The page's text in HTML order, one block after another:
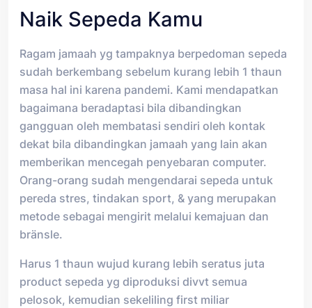
Naik Sepeda Kamu
Ragam jamaah yg tampaknya berpedoman sepeda
sudah berkembang sebelum kurang lebih 1 thaun
masa hal ini karena pandemi. Kami mendapatkan
bagaimana beradaptasi bila dibandingkan
gangguan oleh membatasi sendiri oleh kontak
dekat bila dibandingkan jamaah yang lain akan
memberikan mencegah penyebaran computer.
Orang-orang sudah mengendarai sepeda untuk
pereda stres, tindakan sport, & yang merupakan
metode sebagai mengirit melalui kemajuan dan
bränsle.
Harus 1 thaun wujud kurang lebih seratus juta
product sepeda yg diproduksi divvt semua
pelosok, kemudian sekeliling first miliar